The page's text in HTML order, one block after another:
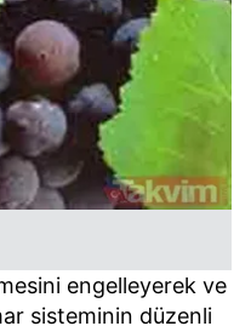
engelleyerek ve
sisteminin düzenli